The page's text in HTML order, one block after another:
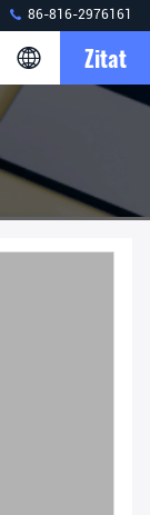
86-816-2976161
Zitat